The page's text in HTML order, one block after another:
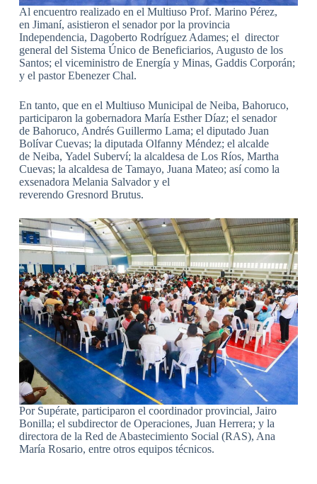
Al encuentro realizado en el Multiuso Prof. Marino Pérez,
en Jimaní, asistieron el senador por la provincia
Independencia, Dagoberto Rodríguez Adames; el director
general del Sistema Único de Beneficiarios, Augusto de los
Santos; el viceministro de Energía y Minas, Gaddis Corporán;
y el pastor Ebenezer Chal.
En tanto, que en el Multiuso Municipal de Neiba, Bahoruco,
participaron la gobernadora María Esther Díaz; el senador
de Bahoruco, Andrés Guillermo Lama; el diputado Juan
Bolívar Cuevas; la diputada Olfanny Méndez; el alcalde
de Neiba, Yadel Suberví; la alcaldesa de Los Ríos, Martha
Cuevas; la alcaldesa de Tamayo, Juana Mateo; así como la
exsenadora Melania Salvador y el
reverendo Gresnord Brutus.
Por Supérate, participaron el coordinador provincial, Jairo
Bonilla; el subdirector de Operaciones, Juan Herrera; y la
directora de la Red de Abastecimiento Social (RAS), Ana
María Rosario, entre otros equipos técnicos.